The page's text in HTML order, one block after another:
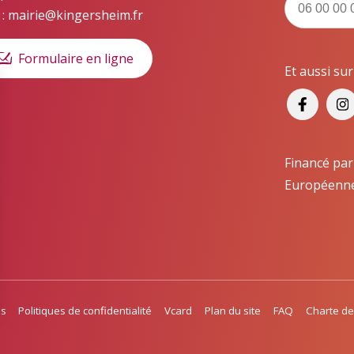
mairie@kingersheim.fr
Formulaire en ligne
Et aussi
Financé
Politiques de confidentialité Vcard Plan du site FAQ Charte